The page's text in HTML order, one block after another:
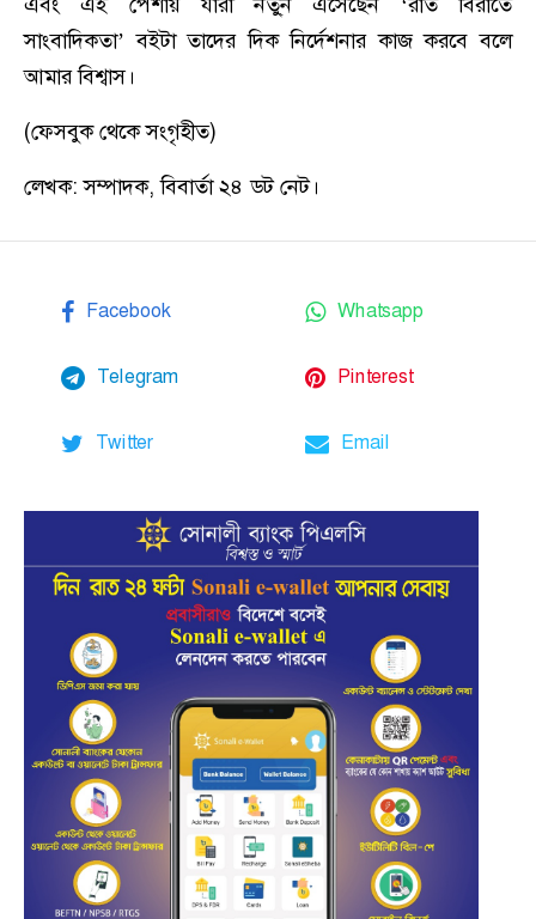
সাংবাদিকতা’ বইটা তাদের দিক নির্দেশনার কাজ করবে বলে
আমার বিশ্বাস।
(ফেসবুক থেকে সংগৃহীত)
লেখক: সম্পাদক, বিবার্তা ২৪ ডট নেট।
Facebook Whatsapp
Telegram Pinterest
Twitter Email